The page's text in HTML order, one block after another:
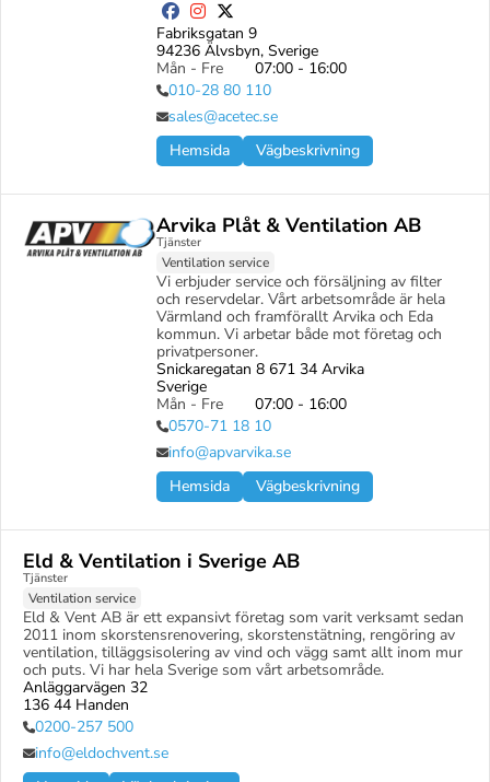
Fabriksgatan 9
94236 Älvsbyn, Sverige
Mån - Fre
07:00 - 16:00
010-28 80 110
sales@acetec.se
Hemsida
Vägbeskrivning
Arvika Plåt & Ventilation AB
Tjänster
Ventilation service
Vi erbjuder service och försäljning av filter
och reservdelar. Vårt arbetsområde är hela
Värmland och framförallt Arvika och Eda
kommun. Vi arbetar både mot företag och
privatpersoner.
Snickaregatan 8 671 34 Arvika
Sverige
Mån - Fre
07:00 - 16:00
0570-71 18 10
info@apvarvika.se
Hemsida
Vägbeskrivning
Eld & Ventilation i Sverige AB
Tjänster
Ventilation service
Eld & Vent AB är ett expansivt företag som varit verksamt sedan
2011 inom skorstensrenovering, skorstenstätning, rengöring av
ventilation, tilläggsisolering av vind och vägg samt allt inom mur
och puts. Vi har hela Sverige som vårt arbetsområde.
Anläggarvägen 32
136 44 Handen
0200-257 500
info@eldochvent.se